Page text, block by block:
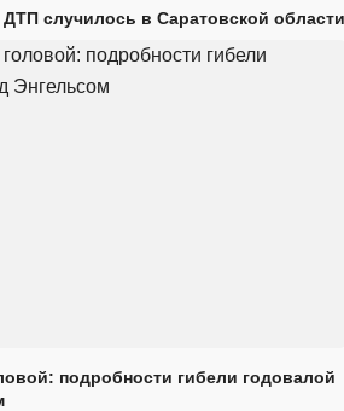
случилось в Саратовской области
подробности гибели годовалой